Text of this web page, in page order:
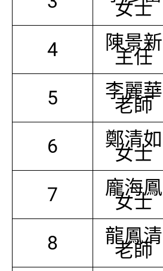
女士
4 陳景新
主任
5 李麗華
老師
6 鄭清如
女士
7 龐海鳳
女士
8 龍鳳清
老師